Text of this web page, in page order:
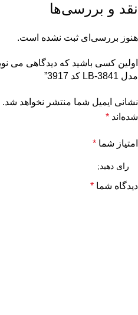
نقد و بررسی‌ها
هنوز بررسی‌ای ثبت نشده است.
مدل LB-3841 کد 3917”
نشانی ایمیل شما منتشر نخواهد شد.
شده‌اند *
امتیاز شما *
دیدگاه شما *